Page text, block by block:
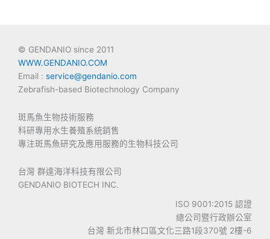
© GENDANIO since 2011
WWW.GENDANIO.COM
Email : service@gendanio.com
Zebrafish-based Biotechnology Company
斑馬魚生物技術服務
科研專用水生養殖系統銷售
專注斑馬魚研究及應用服務的生物科技公司
台灣 群達海洋科技有限公司
GENDANIO BIOTECH INC.
ISO 9001:2015 認證
總公司暨行政辦公室
台灣 新北市林口區文化三路1段370號 2樓-6